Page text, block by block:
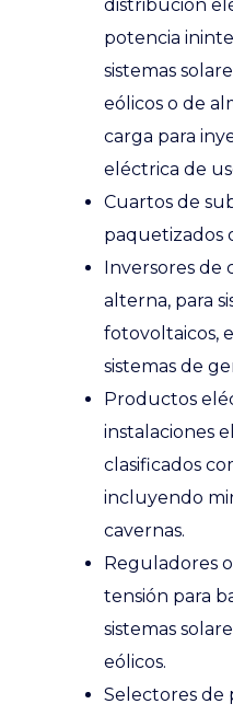
distribución
potencia
sistemas
eólicos o de
carga para
eléctrica de
Cuartos de
paquetizados
Inversores
alterna, para
fotovoltaicos,
sistemas de
Productos
instalaciones
clasificados
incluyendo
cavernas.
Reguladores
tensión para
sistemas
eólicos.
Selectores de